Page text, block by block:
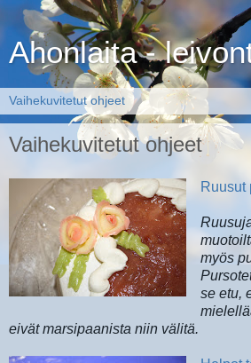
Ahonlaita -
Vaihekuvitetut ohjeet
Ruusut
myös
se etu,
eivät marsipaanista niin välitä.